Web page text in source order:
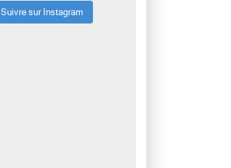
Suivre sur Instagram